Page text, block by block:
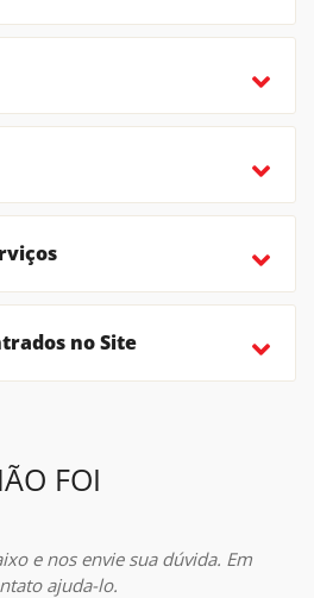
no Site
FOI
e nos envie sua dúvida. Em
ajuda-lo.